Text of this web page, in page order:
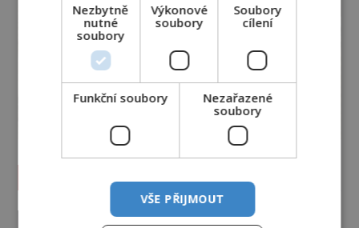
Podivné události roku 2023: Jsou
Nezbytně
nutné
soubory
Výkonové
soubory
Soubory
cílení
Funkční soubory
Nezařazené
soubory
VŠE PŘIJMOUT